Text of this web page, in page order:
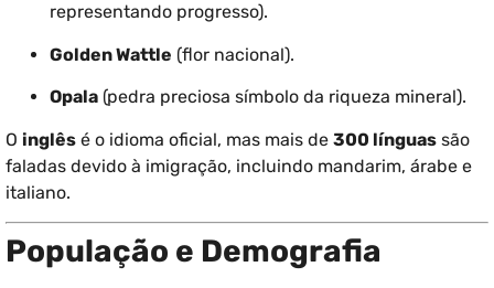
representando progresso).
Golden Wattle (flor nacional).
Opala (pedra preciosa símbolo da riqueza mineral).
O inglês é o idioma oficial, mas mais de 300 línguas são
faladas devido à imigração, incluindo mandarim, árabe e
italiano.
População e Demografia